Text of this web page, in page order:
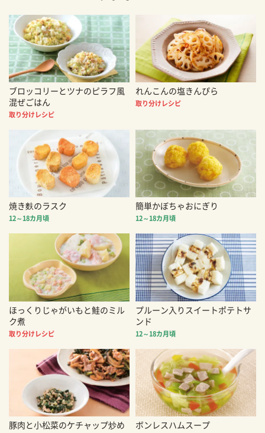
ブロッコリーとツナのピラフ風
混ぜごはん
取り分けレシピ
れんこんの塩きんぴら
取り分けレシピ
焼き麩のラスク
12～18カ月頃
簡単かぼちゃおにぎり
12～18カ月頃
ほっくりじゃがいもと鮭のミル
ク煮
取り分けレシピ
プルーン入りスイートポテトサ
ンド
12～18カ月頃
豚肉と小松菜のケチャップ炒め ボンレスハムスープ